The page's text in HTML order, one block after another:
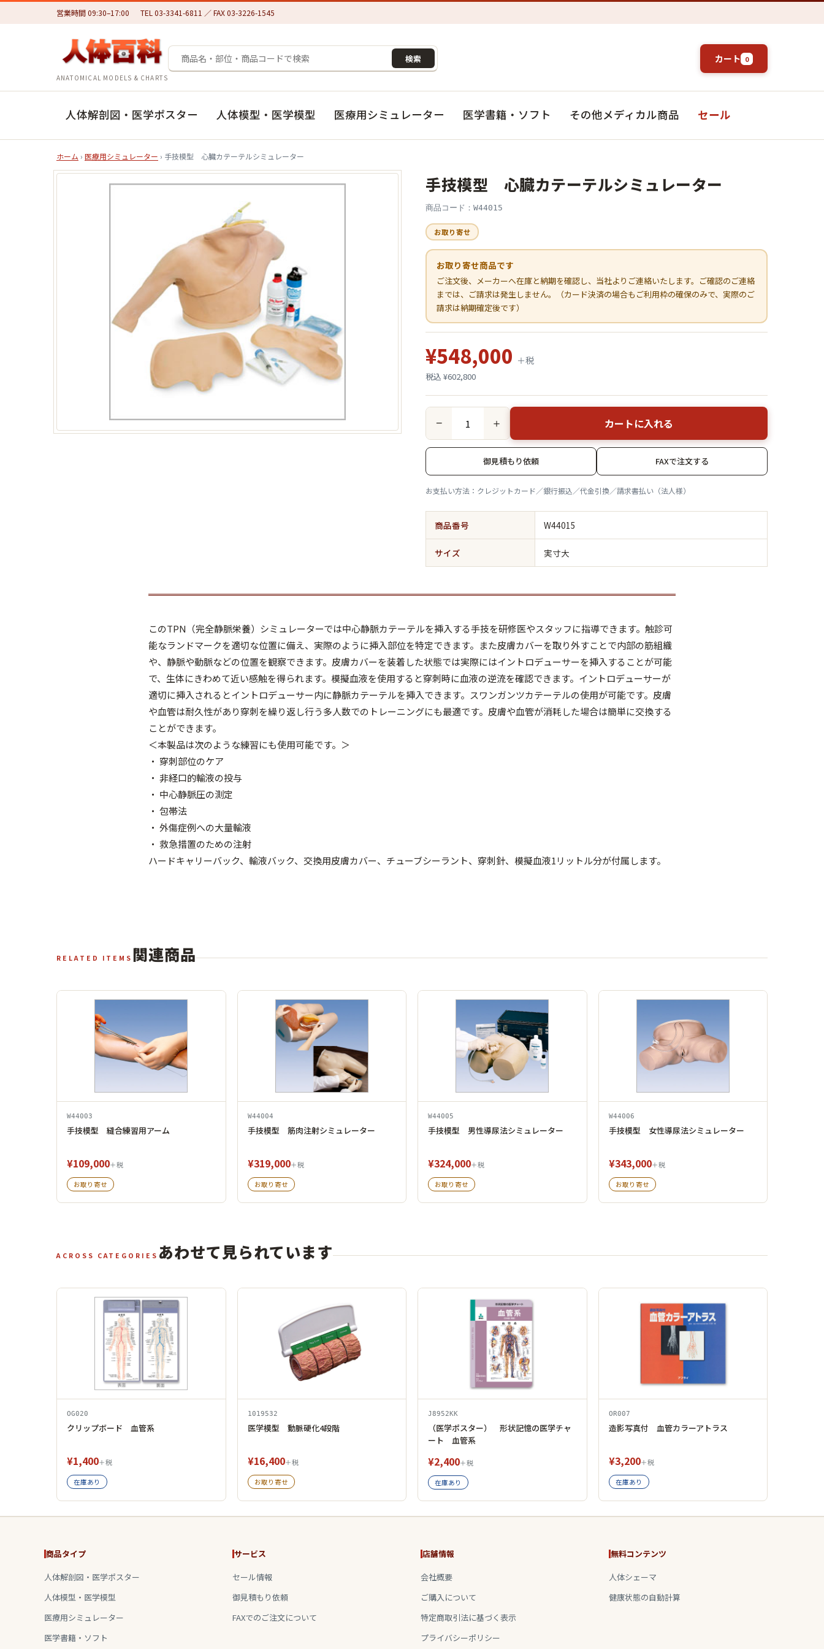
営業時間 09:30–17:00 TEL 03-3341-6811 ／ FAX 03-3226-1545
ANATOMICAL MODELS & CHARTS
検索 カート 0
人体解剖図・医学ポスター 人体模型・医学模型 医療用シミュレーター 医学書籍・ソフト その他メディカル商品 セール
ホーム › 医療用シミュレーター › 手技模型 心臓カテーテルシミュレーター
手技模型 心臓カテーテルシミュレーター
商品コード：W44015
お取り寄せ
お取り寄せ商品です
ご注文後、メーカーへ在庫と納期を確認し、当社よりご連絡いたします。ご確認のご連絡
までは、ご請求は発生しません。（カード決済の場合もご利用枠の確保のみで、実際のご
請求は納期確定後です）
¥548,000 ＋税
税込 ¥602,800
− ＋ カートに入れる
御見積もり依頼 FAXで注文する
お支払い方法：クレジットカード／銀行振込／代金引換／請求書払い（法人様）
商品番号 W44015
サイズ 実寸大
このTPN（完全静脈栄養）シミュレーターでは中心静脈カテーテルを挿入する手技を研修医やスタッフに指導できます。触診可
能なランドマークを適切な位置に備え、実際のように挿入部位を特定できます。また皮膚カバーを取り外すことで内部の筋組織
や、静脈や動脈などの位置を観察できます。皮膚カバーを装着した状態では実際にはイントロデューサーを挿入することが可能
で、生体にきわめて近い感触を得られます。模擬血液を使用すると穿刺時に血液の逆流を確認できます。イントロデューサーが
適切に挿入されるとイントロデューサー内に静脈カテーテルを挿入できます。スワンガンツカテーテルの使用が可能です。皮膚
や血管は耐久性があり穿刺を繰り返し行う多人数でのトレーニングにも最適です。皮膚や血管が消耗した場合は簡単に交換する
ことができます。
＜本製品は次のような練習にも使用可能です。＞
・ 穿刺部位のケア
・ 非経口的輸液の投与
・ 中心静脈圧の測定
・ 包帯法
・ 外傷症例への大量輸液
・ 救急措置のための注射
ハードキャリーバック、輸液バック、交換用皮膚カバー、チューブシーラント、穿刺針、模擬血液1リットル分が付属します。
RELATED ITEMS 関連商品
W44003
手技模型 縫合練習用アーム
¥109,000＋税
お取り寄せ
W44004
手技模型 筋肉注射シミュレーター
¥319,000＋税
お取り寄せ
W44005
手技模型 男性導尿法シミュレーター
¥324,000＋税
お取り寄せ
W44006
手技模型 女性導尿法シミュレーター
¥343,000＋税
お取り寄せ
ACROSS CATEGORIES あわせて見られています
OG020
クリップボード 血管系
¥1,400＋税
在庫あり
1019532
医学模型 動脈硬化4段階
¥16,400＋税
お取り寄せ
J8952KK
（医学ポスター） 形状記憶の医学チャ
ート 血管系
¥2,400＋税
在庫あり
OR007
造影写真付 血管カラーアトラス
¥3,200＋税
在庫あり
商品タイプ
人体解剖図・医学ポスター
人体模型・医学模型
医療用シミュレーター
医学書籍・ソフト
サービス
セール情報
御見積もり依頼
FAXでのご注文について
店舗情報
会社概要
ご購入について
特定商取引法に基づく表示
プライバシーポリシー
無料コンテンツ
人体シェーマ
健康状態の自動計算